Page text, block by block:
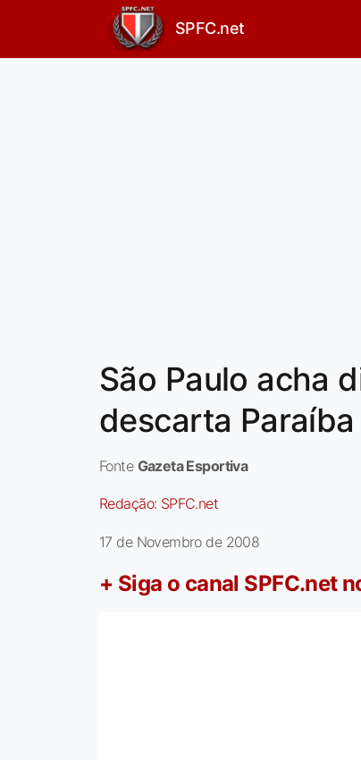
SPFC.net
São Paulo acha
descarta Paraíba
Fonte Gazeta Esportiva
Redação: SPFC.net
17 de Novembro de 2008
+ Siga o canal SPFC.net